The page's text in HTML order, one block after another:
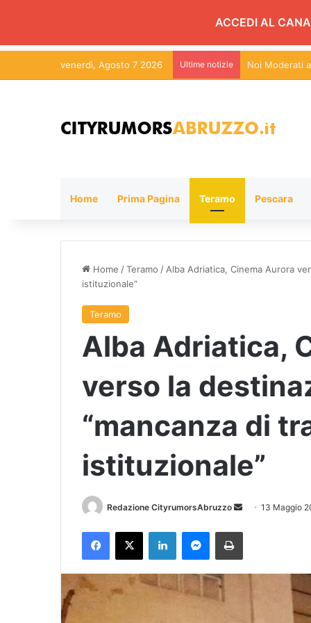
ACCEDI AL
venerdì, Agosto 7 2026 Ultime notizie Chieti, Asili
Home Prima Pagina Teramo Pescara
Home /Teramo / Alba Adriatica, Cinema Aurora
istituzionale”
Teramo
Alba Adriatica,
verso la
“mancanza di
istituzionale”
Redazione CityrumorsAbruzzo
i
a
13 Maggio